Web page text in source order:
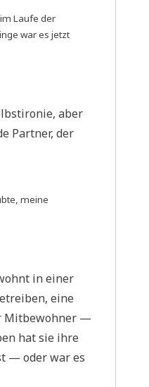
Laufe der
war es jetzt
aber
Partner, der
meine
in einer
eine
Mitbewohner —
hat sie ihre
— oder war es